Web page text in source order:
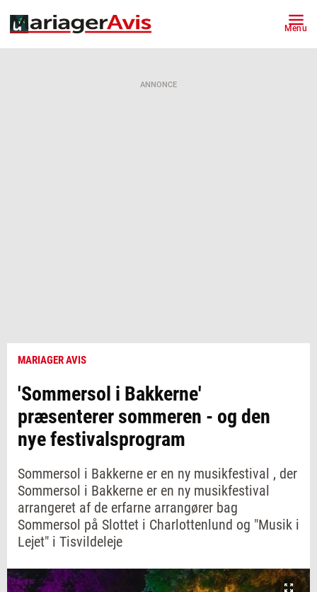
Menu
ANNONCE
MARIAGER AVIS
'Sommersol i Bakkerne'
præsenterer sommeren - og den
nye festivalsprogram
Sommersol i Bakkerne er en ny musikfestival , der
Sommersol i Bakkerne er en ny musikfestival
arrangeret af de erfarne arrangører bag
Sommersol på Slottet i Charlottenlund og "Musik i
Lejet" i Tisvildeleje